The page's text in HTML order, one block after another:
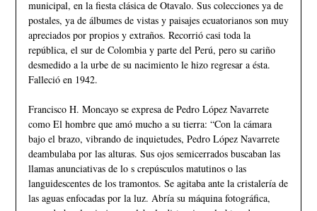
municipal, en la fiesta clásica de Otavalo. Sus colecciones ya de
postales, ya de álbumes de vistas y paisajes ecuatorianos son muy
apreciados por propios y extraños. Recorrió casi toda la
república, el sur de Colombia y parte del Perú, pero su cariño
desmedido a la urbe de su nacimiento le hizo regresar a ésta.
Falleció en 1942.
Francisco H. Moncayo se expresa de Pedro López Navarrete
como El hombre que amó mucho a su tierra: “Con la cámara
bajo el brazo, vibrando de inquietudes, Pedro López Navarrete
deambulaba por las alturas. Sus ojos semicerrados buscaban las
llamas anunciativas de lo s crepúsculos matutinos o las
languidescentes de los tramontos. Se agitaba ante la cristalería de
las aguas enfocadas por la luz. Abría su máquina fotográfica,